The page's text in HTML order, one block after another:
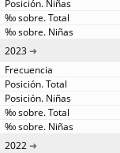
2023
2022